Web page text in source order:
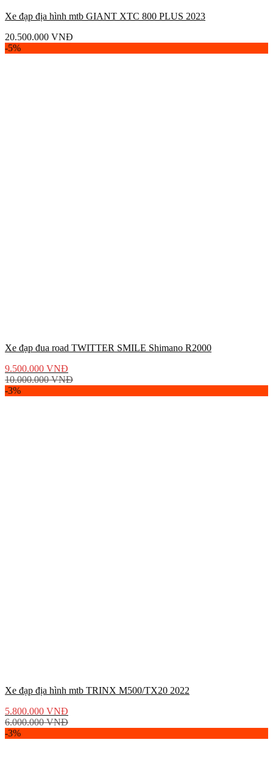
Xe đạp địa hình mtb GIANT XTC 800 PLUS 2023
20.500.000 VNĐ
-5%
Xe đạp đua road TWITTER SMILE Shimano R2000
9.500.000 VNĐ
10.000.000VNĐ
-3%
Xe đạp địa hình mtb TRINX M500/TX20 2022
5.800.000 VNĐ
6.000.000VNĐ
-3%